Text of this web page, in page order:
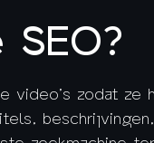
video’s zodat